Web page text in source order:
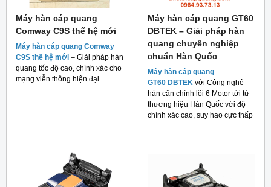
Máy hàn cáp quang
Comway C9S thế hệ mới
Máy hàn cáp quang Comway
C9S thế hệ mới – Giải pháp hàn
quang tốc độ cao, chính xác cho
mạng viễn thông hiện đại.
Máy hàn cáp quang GT60
DBTEK – Giải pháp hàn
quang chuyên nghiệp
chuẩn Hàn Quốc
Máy hàn cáp quang
GT60 DBTEK với Công nghệ
hàn căn chỉnh lõi 6 Motor tới từ
thương hiệu Hàn Quốc với độ
chính xác cao, suy hao cực thấp